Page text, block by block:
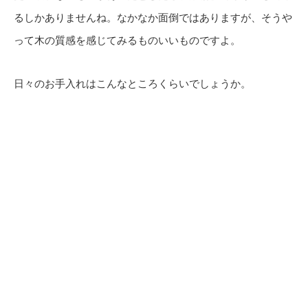
るしかありませんね。なかなか面倒ではありますが、そうや
って木の質感を感じてみるものいいものですよ。
日々のお手入れはこんなところくらいでしょうか。